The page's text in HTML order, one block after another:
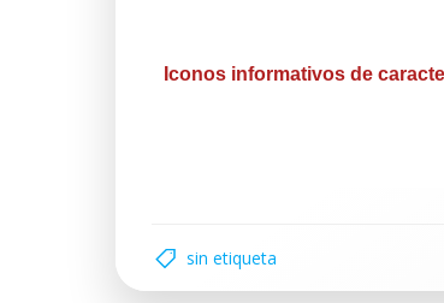
Iconos informativos de
sin etiqueta